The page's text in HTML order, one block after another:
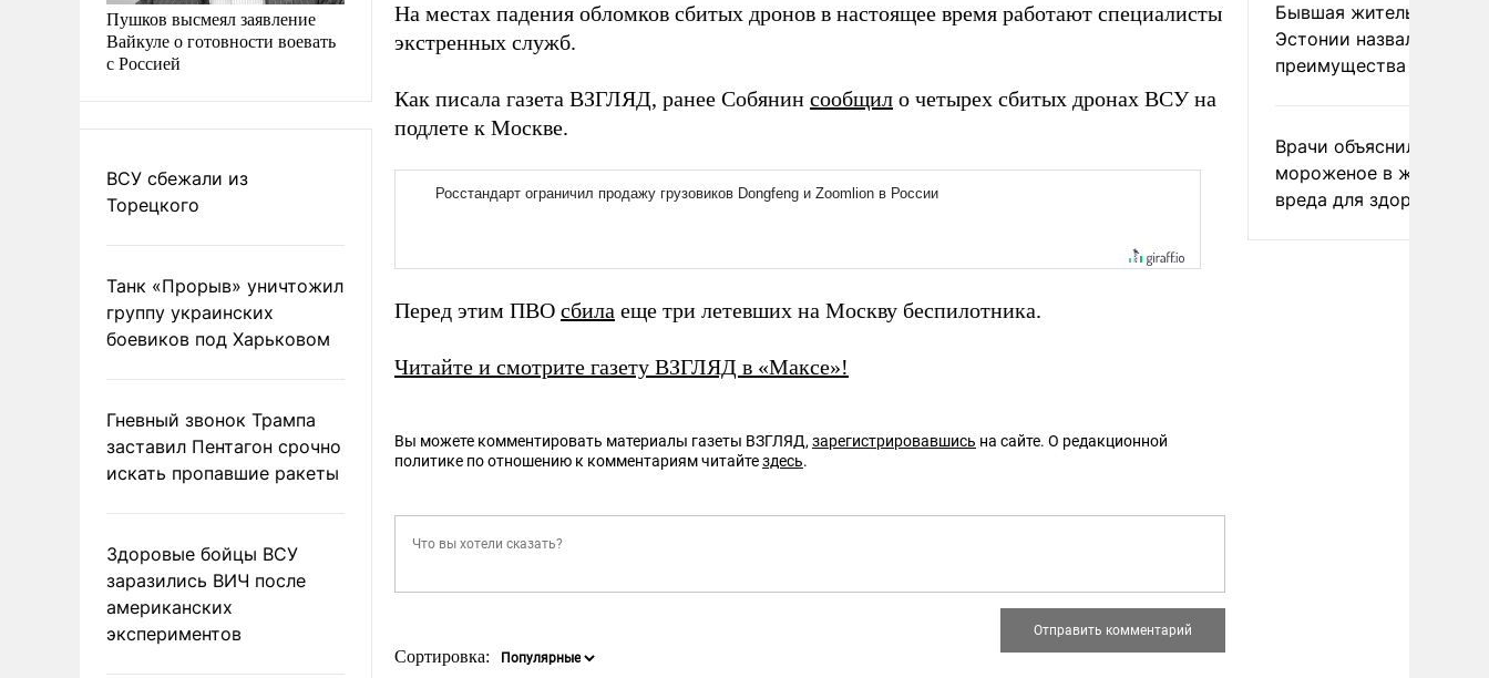
Пушков высмеял заявление
Вайкуле о готовности воевать
с Россией
ВСУ сбежали из
Торецкого
Танк «Прорыв» уничтожил
группу украинских
боевиков под Харьковом
Гневный звонок Трампа
заставил Пентагон срочно
искать пропавшие ракеты
Здоровые бойцы ВСУ
заразились ВИЧ после
американских
экспериментов
На местах падения обломков сбитых дронов в настоящее время работают специалисты
экстренных служб.
Как писала газета ВЗГЛЯД, ранее Собянин сообщил о четырех сбитых дронах ВСУ на
подлете к Москве.
Перед этим ПВО сбила еще три летевших на Москву беспилотника.
Читайте и смотрите газету ВЗГЛЯД в «Максе»!
Вы можете комментировать материалы газеты ВЗГЛЯД,зарегистрировавшись на сайте. О редакционной
политике по отношению к комментариям читайтездесь.
Сортировка:
Бывшая жительница
Эстонии назвала
преимущества России
Врачи объяснили, как
мороженое в жару без
вреда для здоровья